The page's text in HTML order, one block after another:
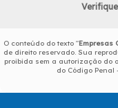
O conteúdo do texto "Empresas
de direito reservado. Sua
proibida sem a autorização do
do Código Penal